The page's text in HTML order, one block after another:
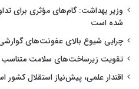
وزیر بهداشت: گام‌های مؤثری برای
شده است
چرایی شیوع بالای عفونت‌های
تقویت زیرساخت‌های سلامت متناسب
اقتدار علمی، پیش‌نیاز استقلال کشور